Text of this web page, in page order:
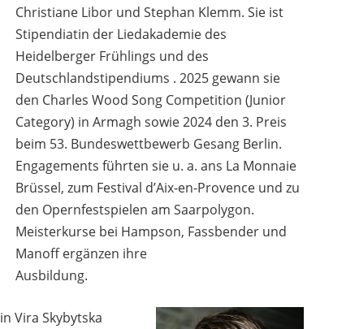
Christiane Libor und Stephan Klemm. Sie ist
Stipendiatin der Liedakademie des
Heidelberger Frühlings und des
Deutschlandstipendiums . 2025 gewann sie
den Charles Wood Song Competition (Junior
Category) in Armagh sowie 2024 den 3. Preis
beim 53. Bundeswettbewerb Gesang Berlin.
Engagements führten sie u. a. ans La Monnaie
Brüssel, zum Festival d’Aix-en-Provence und zu
den Opernfestspielen am Saarpolygon.
Meisterkurse bei Hampson, Fassbender und
Manoff ergänzen ihre
Ausbildung.
Vira Skybytska